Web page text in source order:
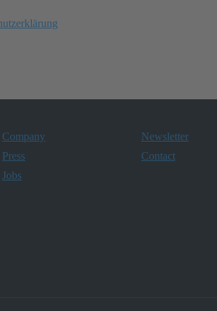
Company
Press
Jobs
Newsletter
Contact